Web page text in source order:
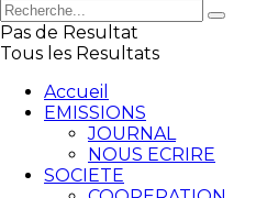
Pas de Resultat
Tous les Resultats
Accueil
EMISSIONS
JOURNAL
NOUS ECRIRE
SOCIETE